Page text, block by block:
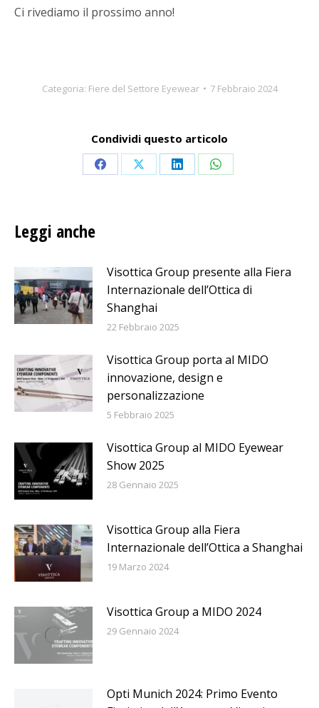
Ci rivediamo il prossimo anno!
Categoria: Fiere del Settore Eyewear 7 Febbraio 2024
Condividi questo articolo
CondividiCondividiCondividiCondividi
Leggi anche
Visottica Group presente alla Fiera
Internazionale dell’Ottica di
Shanghai
22 Febbraio 2025
Visottica Group porta al MIDO
innovazione, design e
personalizzazione
5 Febbraio 2025
Visottica Group al MIDO Eyewear
Show 2025
28 Gennaio 2025
Visottica Group alla Fiera
Internazionale dell’Ottica a Shanghai
19 Marzo 2024
Visottica Group a MIDO 2024
29 Gennaio 2024
Opti Munich 2024: Primo Evento